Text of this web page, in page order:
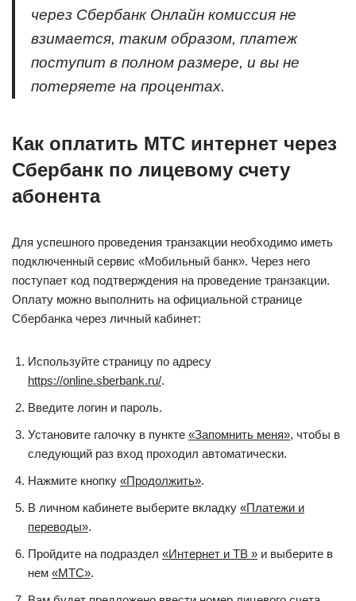
через Сбербанк Онлайн комиссия не
взимается, таким образом, платеж
поступит в полном размере, и вы не
потеряете на процентах.
Как оплатить МТС интернет через
Сбербанк по лицевому счету
абонента
Для успешного проведения транзакции необходимо иметь
подключенный сервис «Мобильный банк». Через него
поступает код подтверждения на проведение транзакции.
Оплату можно выполнить на официальной странице
Сбербанка через личный кабинет:
Используйте страницу по адресу
https://online.sberbank.ru/.
Введите логин и пароль.
Установите галочку в пункте «Запомнить меня», чтобы в
следующий раз вход проходил автоматически.
Нажмите кнопку «Продолжить».
В личном кабинете выберите вкладку «Платежи и
переводы».
Пройдите на подраздел «Интернет и ТВ » и выберите в
нем «МТС».